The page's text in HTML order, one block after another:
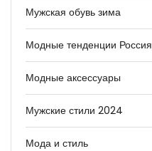
Мужская обувь зима
Модные тенденции Россия
Модные аксессуары
Мужские стили 2024
Мода и стиль